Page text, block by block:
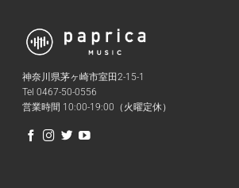
神奈川県茅ヶ崎市室田2-15-1
Tel 0467-50-0556
営業時間 10:00-19:00（火曜定休）